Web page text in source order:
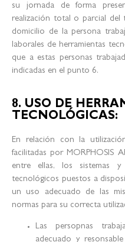
su jornada de forma
realización total o parcial del
domicilio de la persona
laborales de herramientas
que a estas personas
indicadas en el punto 6.
8. USO DE
TECNOLÓGICAS:
En relación con la
facilitadas por MORPHOSIS
entre ellas, los sistemas
tecnológicos puestos a
un uso adecuado de las
normas para su correcta
Las persopnas
adecuado y